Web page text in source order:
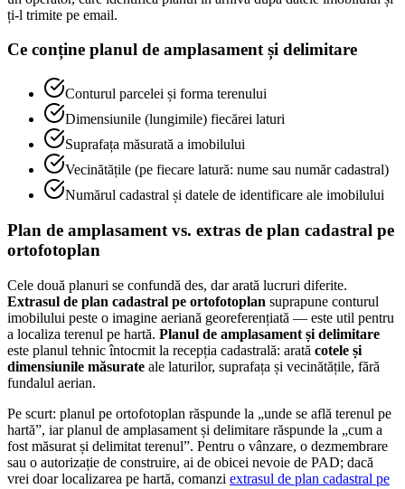
ți-l trimite pe email.
Ce conține planul de amplasament și delimitare
Conturul parcelei și forma terenului
Dimensiunile (lungimile) fiecărei laturi
Suprafața măsurată a imobilului
Vecinătățile (pe fiecare latură: nume sau număr cadastral)
Numărul cadastral și datele de identificare ale imobilului
Plan de amplasament vs. extras de plan cadastral pe
ortofotoplan
Cele două planuri se confundă des, dar arată lucruri diferite.
Extrasul de plan cadastral pe ortofotoplan suprapune conturul
imobilului peste o imagine aeriană georeferențiată — este util pentru
a localiza terenul pe hartă. Planul de amplasament și delimitare
este planul tehnic întocmit la recepția cadastrală: arată cotele și
dimensiunile măsurate ale laturilor, suprafața și vecinătățile, fără
fundalul aerian.
Pe scurt: planul pe ortofotoplan răspunde la „unde se află terenul pe
hartă”, iar planul de amplasament și delimitare răspunde la „cum a
fost măsurat și delimitat terenul”. Pentru o vânzare, o dezmembrare
sau o autorizație de construire, ai de obicei nevoie de PAD; dacă
vrei doar localizarea pe hartă, comanzi extrasul de plan cadastral pe